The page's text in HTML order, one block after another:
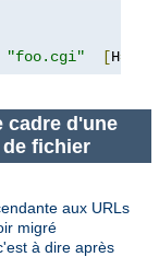
"foo.cgi" [H=
cadre d'une
fichier
aux URLs
migré
c'est à dire après